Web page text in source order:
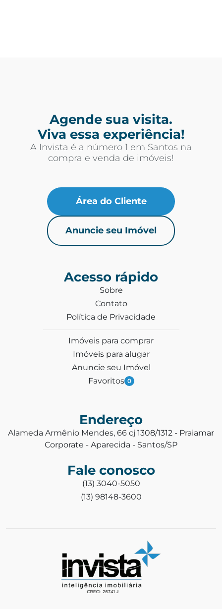
Agende sua visita.
Viva essa experiência!
A Invista é a número 1 em Santos na
compra e venda de imóveis!
Área do Cliente
Anuncie seu Imóvel
Acesso rápido
Sobre
Contato
Política de Privacidade
Imóveis para comprar
Imóveis para alugar
Anuncie seu Imóvel
Favoritos 0
Endereço
Alameda Armênio Mendes, 66 cj 1308/1312 - Praiamar
Corporate - Aparecida - Santos/SP
Fale conosco
(13) 3040-5050
(13) 98148-3600